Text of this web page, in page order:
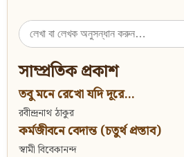
Search
for:
সাম্প্রতিক প্রকাশ
তবু মনে রেখো যদি দূরে...
রবীন্দ্রনাথ ঠাকুর
কর্মজীবনে বেদান্ত (চতুর্থ প্রস্তাব)
স্বামী বিবেকানন্দ